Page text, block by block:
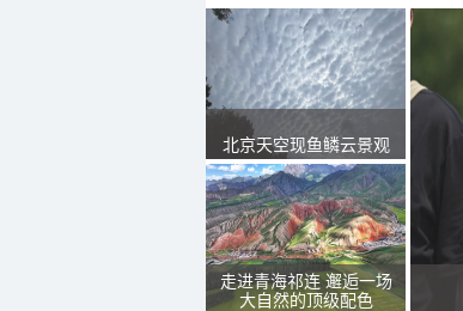
北京天空现鱼鳞云景观
走进青海祁连 邂逅一场
大自然的顶级配色